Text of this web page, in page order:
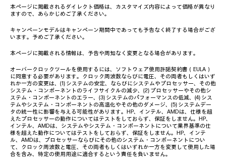
本ページに掲載されるダイレクト価格は、カスタマイズ内容によって価格が異なり
ますので、あらかじめご了承ください。
キャンペーンモデルはキャンペーン期間中であっても予告なく終了する場合がござ
います。予めご了承ください。
本ページに掲載される情報は、予告や周知なく変更となる場合があります。
オーバークロックツールを使用するには、ソフトウェア使用許諾契約書（EULA）
に同意する必要があります。クロック周波数ならびに電圧、その両者もしくはいず
れか一方の変更は、(1) システムの安定、ならびにシステムやプロセッサー、その他
システム・コンポーネントのライフサイクルの減少、(2) プロセッサーやその他シ
ステム・コンポーネントのエラー、(3) システムのパフォーマンスの低減、(4) シス
テムやシステム・コンポーネントの高温化やその他のダメージ、(5) システムデー
タの統一性に影響を与える可能性があります。HP、インテル、AMDは、仕様を超
えたプロセッサーの動作についてはテストをしておらず、保証をしません。HP、
インテル、AMDは、システムやシステム・コンポーネントについて業界基準の仕
様を超えた動作についてはテストをしておらず、保証をしません。HP、インテ
ル、AMDは、プロセッサーならびにその他のシステム・コンポーネントについ
て、クロック周波数と電圧、その両者もしくはいずれか一方を変更して使用した場
合を含み、特定の使用用途に適合するという責任を負いません。